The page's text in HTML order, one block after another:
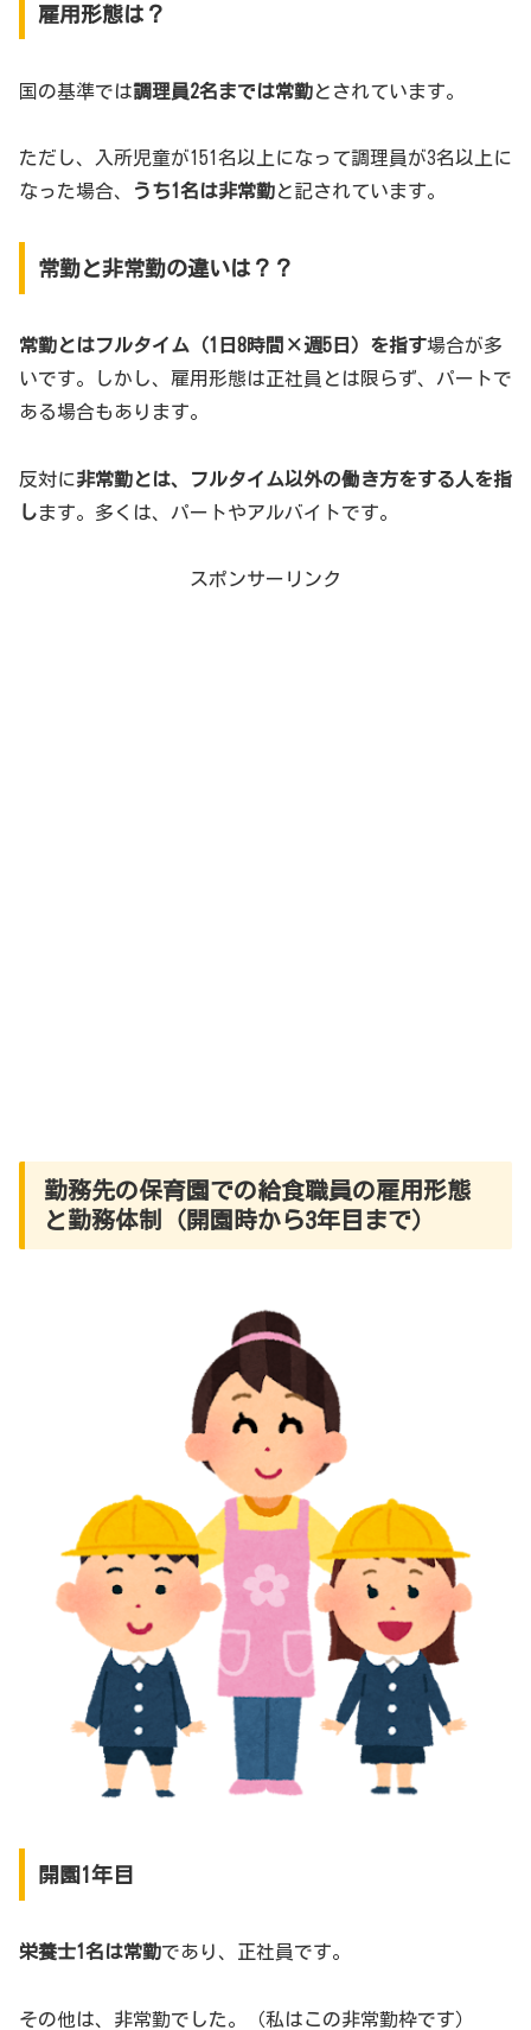
雇用形態は？
国の基準では調理員2名までは常勤とされています。
ただし、入所児童が151名以上になって調理員が3名以上に
なった場合、
うち1名は非常勤と記されています。
常勤と非常勤の違いは？？
常勤とはフルタイム（1日8時間×週5日）を指す場合が多
いです。しかし、雇用形態は正社員とは限らず、パートで
ある場合もあります。
反対に非常勤とは、フルタイム以外の働き方をする人を指
します。多くは、パートやアルバイトです。
スポンサーリンク
勤務先の保育園での給食職員の雇用形態
と勤務体制（開園時から3年目まで）
開園1年目
栄養士1名は常勤であり、正社員です。
その他は、非常勤でした。（私はこの非常勤枠です）